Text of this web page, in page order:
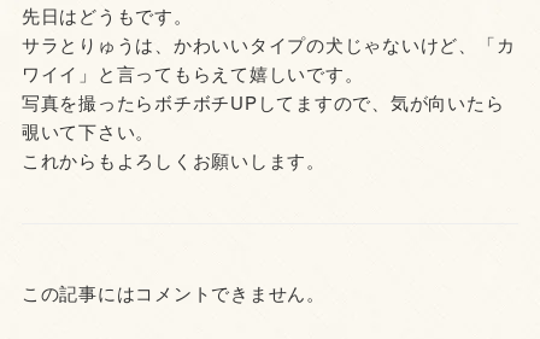
先日はどうもです。
サラとりゅうは、かわいいタイプの犬じゃないけど、「カ
ワイイ」と言ってもらえて嬉しいです。
写真を撮ったらボチボチUPしてますので、気が向いたら
覗いて下さい。
これからもよろしくお願いします。
この記事にはコメントできません。